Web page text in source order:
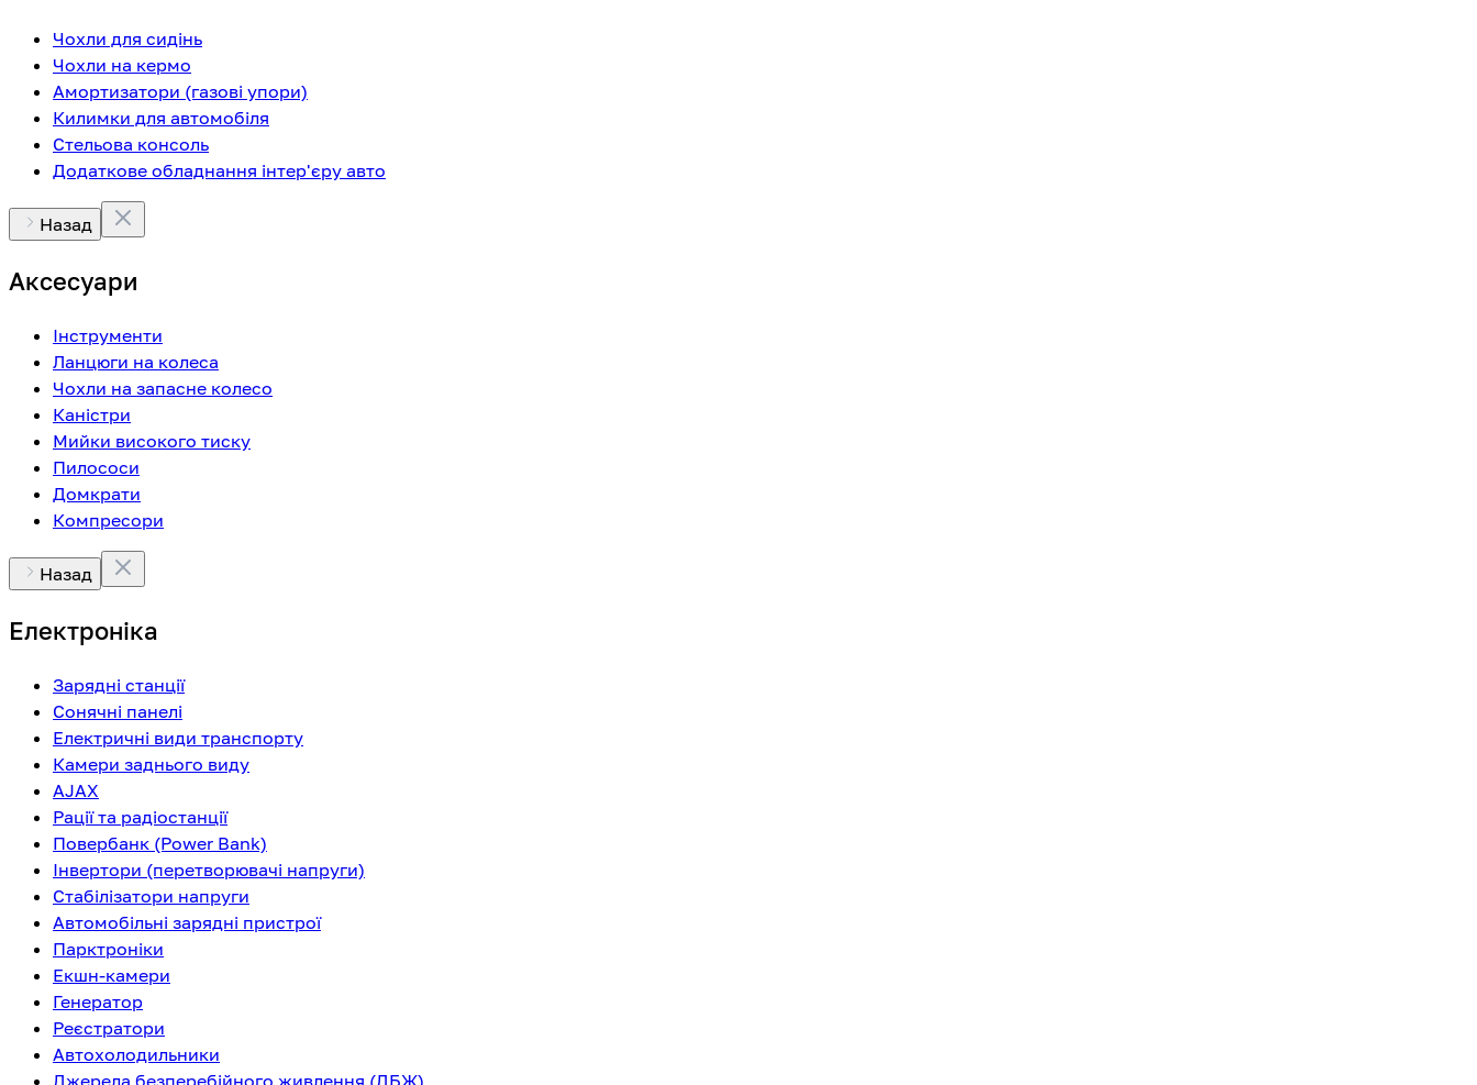
Чохли для сидінь
Чохли на кермо
Амортизатори (газові упори)
Килимки для автомобіля
Стельова консоль
Додаткове обладнання інтер'єру авто
Назад
Аксесуари
Інструменти
Ланцюги на колеса
Чохли на запасне колесо
Каністри
Мийки високого тиску
Пилососи
Домкрати
Компресори
Назад
Електроніка
Зарядні станції
Сонячні панелі
Електричні види транспорту
Камери заднього виду
AJAX
Рації та радіостанції
Повербанк (Power Bank)
Інвертори (перетворювачі напруги)
Стабілізатори напруги
Автомобільні зарядні пристрої
Парктроніки
Екшн-камери
Генератор
Реєстратори
Автохолодильники
Джерела безперебійного живлення (ДБЖ)